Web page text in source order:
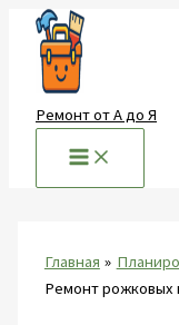
Перейти
содержимому
Ремонт от А до Я
Главная
Ремонт рожковых